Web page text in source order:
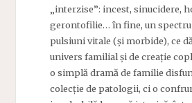
„interzise”: incest, sinucidere,
gerontofilie… în fine, un spectru
pulsiuni vitale (și morbide), ce
univers familial și de creație
o simplă dramă de familie
colecție de patologii, ci o